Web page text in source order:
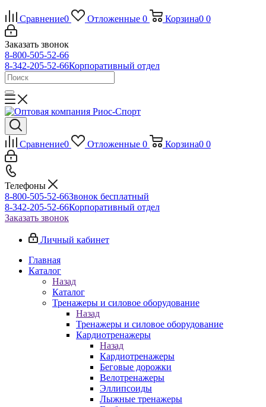
Сравнение0 Отложенные 0 Корзина0 0
Заказать звонок
8-800-505-52-66
8-342-205-52-66Корпоративный отдел
Сравнение0 Отложенные 0 Корзина0 0
Телефоны
8-800-505-52-66Звонок бесплатный
8-342-205-52-66Корпоративный отдел
Заказать звонок
Личный кабинет
Главная
Каталог
Назад
Каталог
Тренажеры и силовое оборудование
Назад
Тренажеры и силовое оборудование
Кардиотренажеры
Назад
Кардиотренажеры
Беговые дорожки
Велотренажеры
Эллипсоиды
Лыжные тренажеры